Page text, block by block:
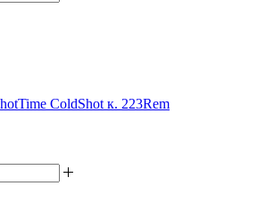
ColdShot к. 223Rem